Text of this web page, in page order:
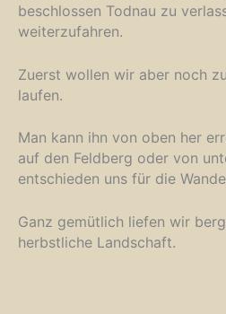
beschlossen Todnau zu
weiterzufahren.
Zuerst wollen wir aber noch
laufen.
Man kann ihn von oben her
auf den Feldberg oder von
entschieden uns für die
Ganz gemütlich liefen wir
herbstliche Landschaft.